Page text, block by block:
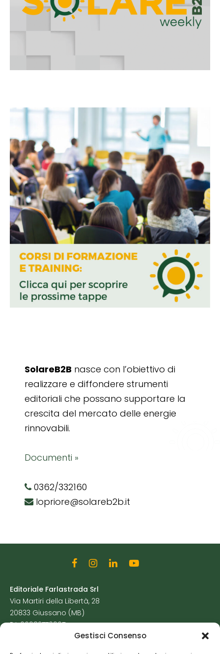
Gestisci Consenso
SolareB2B nasce con l’obiettivo di
realizzare e diffondere strumenti
editoriali che possano supportare la
crescita del mercato delle energie
rinnovabili.
Documenti »
0362/332160
lopriore@solareb2b.it
Editoriale Farlastrada Srl
Via Martiri della Libertà, 28
20833 Giussano (MB)
P.I. 06982770965